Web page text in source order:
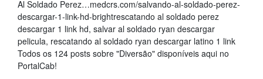
Al Soldado Perez…medcrs.com/salvando-al-soldado-perez-
descargar-1-link-hd-brightrescatando al soldado perez
descargar 1 link hd, salvar al soldado ryan descargar
pelicula, rescatando al soldado ryan descargar latino 1 link
Todos os 124 posts sobre "Diversão" disponíveis aqui no
PortalCab!